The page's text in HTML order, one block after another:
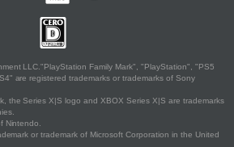
LLC."PlayStation Family Mark", "PlayStation", "PS5
are registered trademarks or trademarks of Sony
the Series X|S logo and XBOX Series X|S are trademarks
Nintendo.
or trademark of Microsoft Corporation in the United